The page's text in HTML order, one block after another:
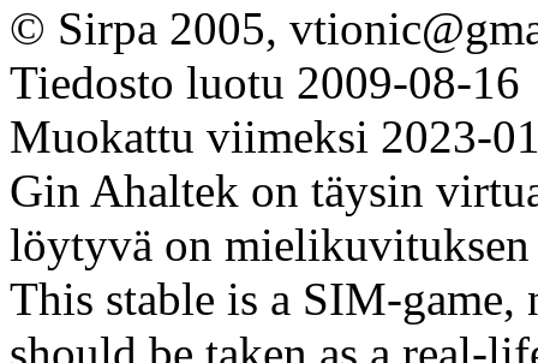
© Sirpa 2005,
Tiedosto luotu 2009-08-16
Muokattu viimeksi 2023-
Gin Ahaltek on täysin
löytyvä on mielikuvituksen
This stable is a SIM-
should be taken as a real-